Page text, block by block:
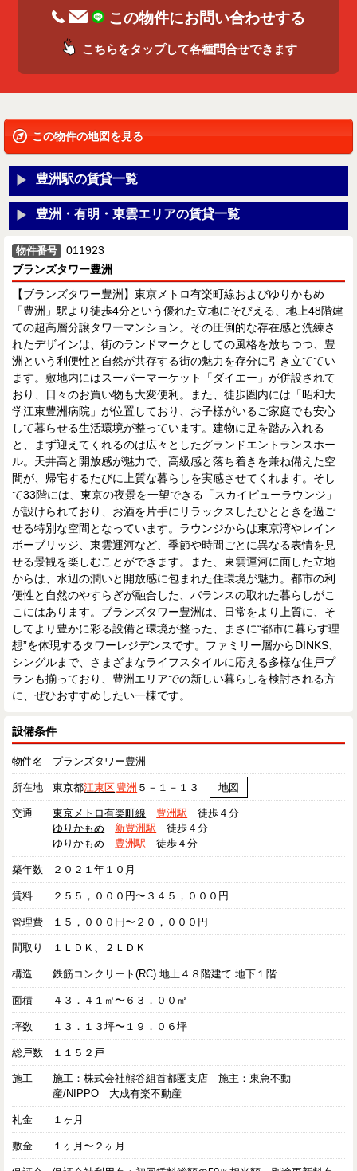
この物件にお問い合わせする
こちらをタップして各種問合せできます
この物件の地図を見る
豊洲駅の賃貸一覧
豊洲・有明・東雲エリアの賃貸一覧
物件番号
011923
ブランズタワー豊洲
【ブランズタワー豊洲】東京メトロ有楽町線およびゆりかもめ
「豊洲」駅より徒歩4分という優れた立地にそびえる、地上48階建
ての超高層分譲タワーマンション。その圧倒的な存在感と洗練さ
れたデザインは、街のランドマークとしての風格を放ちつつ、豊
洲という利便性と自然が共存する街の魅力を存分に引き立ててい
ます。敷地内にはスーパーマーケット「ダイエー」が併設されて
おり、日々のお買い物も大変便利。また、徒歩圏内には「昭和大
学江東豊洲病院」が位置しており、お子様がいるご家庭でも安心
して暮らせる生活環境が整っています。建物に足を踏み入れる
と、まず迎えてくれるのは広々としたグランドエントランスホー
ル。天井高と開放感が魅力で、高級感と落ち着きを兼ね備えた空
間が、帰宅するたびに上質な暮らしを実感させてくれます。そし
て33階には、東京の夜景を一望できる「スカイビューラウンジ」
が設けられており、お酒を片手にリラックスしたひとときを過ご
せる特別な空間となっています。ラウンジからは東京湾やレイン
ボーブリッジ、東雲運河など、季節や時間ごとに異なる表情を見
せる景観を楽しむことができます。また、東雲運河に面した立地
からは、水辺の潤いと開放感に包まれた住環境が魅力。都市の利
便性と自然のやすらぎが融合した、バランスの取れた暮らしがこ
こにはあります。ブランズタワー豊洲は、日常をより上質に、そ
してより豊かに彩る設備と環境が整った、まさに“都市に暮らす理
想”を体現するタワーレジデンスです。ファミリー層からDINKS、
シングルまで、さまざまなライフスタイルに応える多様な住戸プ
ランも揃っており、豊洲エリアでの新しい暮らしを検討される方
に、ぜひおすすめしたい一棟です。
設備条件
物件名 ブランズタワー豊洲
所在地 東京都江東区 豊洲 ５－１－１３ 地図
交通 東京メトロ有楽町線 豊洲駅 徒歩４分
ゆりかもめ
新豊洲駅 徒歩４分
ゆりかもめ
豊洲駅 徒歩４分
築年数 ２０２１年１０月
賃料 ２５５，０００円〜３４５，０００円
管理費 １５，０００円〜２０，０００円
間取り １ＬＤＫ、２ＬＤＫ
構造 鉄筋コンクリート(RC) 地上４８階建て 地下１階
面積 ４３．４１㎡〜６３．００㎡
坪数 １３．１３坪〜１９．０６坪
総戸数 １１５２戸
施工
施工：株式会社熊谷組首都圏支店 施主：東急不動
産/NIPPO 大成有楽不動産
礼金 １ヶ月
敷金 １ヶ月〜２ヶ月